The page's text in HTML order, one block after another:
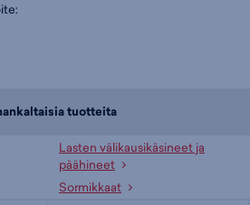
tuotteita
Lasten välikausikäsineet ja
päähineet
Sormikkaat